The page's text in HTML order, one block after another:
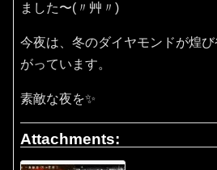
ました〜(〃艸〃)
今夜は、冬のダイヤモンドが煌
がっています。
素敵な夜を✨
Attachments: